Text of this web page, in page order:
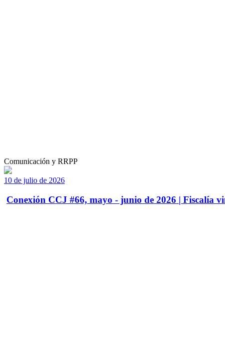
Comunicación y RRPP
10 de julio de 2026
Conexión CCJ #66, mayo - junio de 2026 | Fiscalía